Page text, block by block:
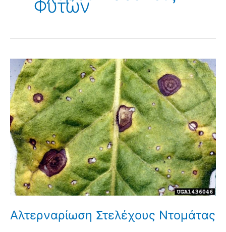
Φυτών
Αλτερναρίωση Στελέχους Ντομάτας